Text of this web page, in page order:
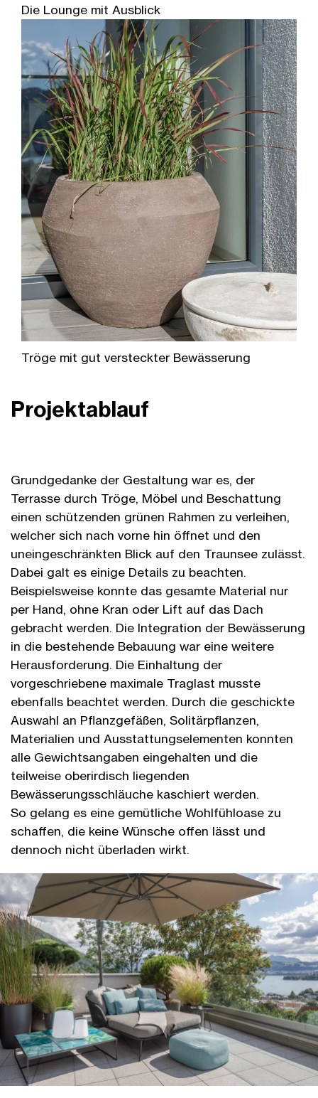
Die Lounge mit Ausblick
Tröge mit gut versteckter Bewässerung
Projektablauf
Grundgedanke der Gestaltung war es, der
Terrasse durch Tröge, Möbel und Beschattung
einen schützenden grünen Rahmen zu verleihen,
welcher sich nach vorne hin öffnet und den
uneingeschränkten Blick auf den Traunsee zulässt.
Dabei galt es einige Details zu beachten.
Beispielsweise konnte das gesamte Material nur
per Hand, ohne Kran oder Lift auf das Dach
gebracht werden. Die Integration der Bewässerung
in die bestehende Bebauung war eine weitere
Herausforderung. Die Einhaltung der
vorgeschriebene maximale Traglast musste
ebenfalls beachtet werden. Durch die geschickte
Auswahl an Pflanzgefäßen, Solitärpflanzen,
Materialien und Ausstattungselementen konnten
alle Gewichtsangaben eingehalten und die
teilweise oberirdisch liegenden
Bewässerungsschläuche kaschiert werden.
So gelang es eine gemütliche Wohlfühloase zu
schaffen, die keine Wünsche offen lässt und
dennoch nicht überladen wirkt.